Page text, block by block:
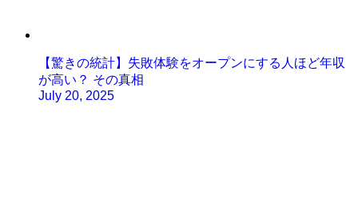
【驚きの統計】失敗体験をオープンにする人ほど年収
が高い？ その真相
July 20, 2025